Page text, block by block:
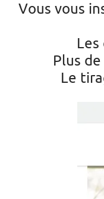
Vous vous
Plus
Le